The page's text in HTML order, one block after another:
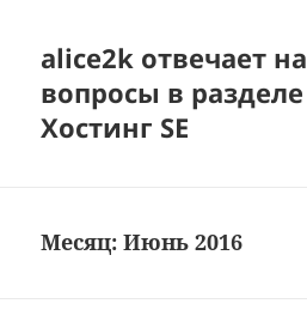
alice2k отвечает на
вопросы в разделе
Хостинг SE
Месяц:Июнь 2016